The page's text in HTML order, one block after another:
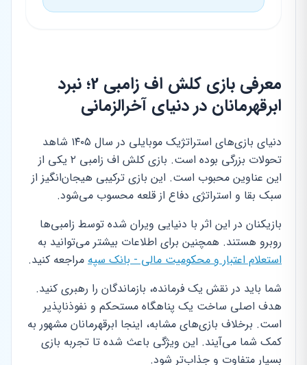
معرفی بازی کلش اف زامبی 2؛ نبرد
ابرقهرمانان در دنیای آخرالزمانی
دنیای بازی‌های استراتژیک موبایلی در سال ۱۴۰۵ شاهد
تحولات بزرگی بوده است. بازی کلش اف زامبی ۲ یکی از
این عناوین محبوب است. این بازی ترکیبی هیجان‌انگیز از
سبک بقا و استراتژی دفاع از قلعه محسوب می‌شود.
بازیکنان در این اثر با دنیایی ویران شده توسط زامبی‌ها
روبرو هستند. همچنین برای اطلاعات بیشتر می‌توانید به
استعلام اعتبار و محکومیت مالی - بانک سپه مراجعه کنید.
شما باید در نقش یک فرمانده، بازماندگان را رهبری کنید.
هدف اصلی ساخت یک پناهگاه مستحکم و نفوذناپذیر
است. برخلاف بازی‌های مشابه، اینجا ابرقهرمانان مشهور به
کمک شما می‌آیند. این ویژگی باعث شده تا تجربه بازی
بسیار متفاوت و جذاب‌تر شود.